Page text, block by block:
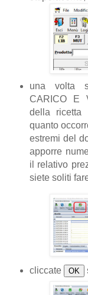
una volta
CARICO E
della ricetta
quanto
estremi del
apporre
il relativo
siete soliti
cliccate OK